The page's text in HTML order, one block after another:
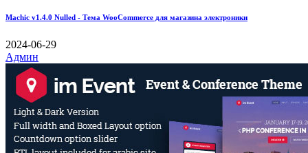
Machic v1.4.0 Nulled - Тема WooCommerce для магазина электроники
2024-06-29
Админ